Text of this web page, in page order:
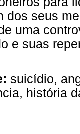
dos seus
uma
e suas
suicídio,
história